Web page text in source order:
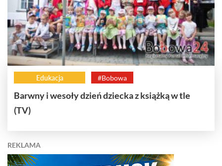
Edukacja #Bobowa
Barwny i wesoły dzień dziecka z książką w tle
(TV)
REKLAMA